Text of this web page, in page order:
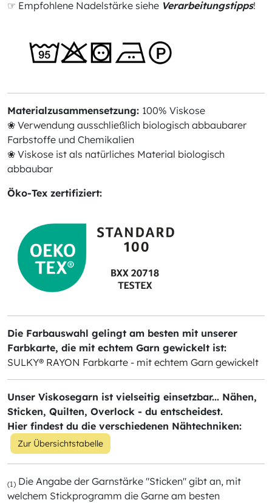
☞ Empfohlene Nadelstärke siehe Verarbeitungstipps!
Materialzusammensetzung: 100% Viskose
❀ Verwendung ausschließlich biologisch abbaubarer
Farbstoffe und Chemikalien
❀ Viskose ist als natürliches Material biologisch
abbaubar
Öko-Tex zertifiziert:
Die Farbauswahl gelingt am besten mit unserer
Farbkarte, die mit echtem Garn gewickelt ist:
SULKY® RAYON Farbkarte - mit echtem Garn gewickelt
Unser Viskosegarn ist vielseitig einsetzbar... Nähen,
Sticken, Quilten, Overlock - du entscheidest.
Hier findest du die verschiedenen Nähtechniken:
Zur Übersichtstabelle
(1) Die Angabe der Garnstärke "Sticken" gibt an, mit
welchem Stickprogramm die Garne am besten